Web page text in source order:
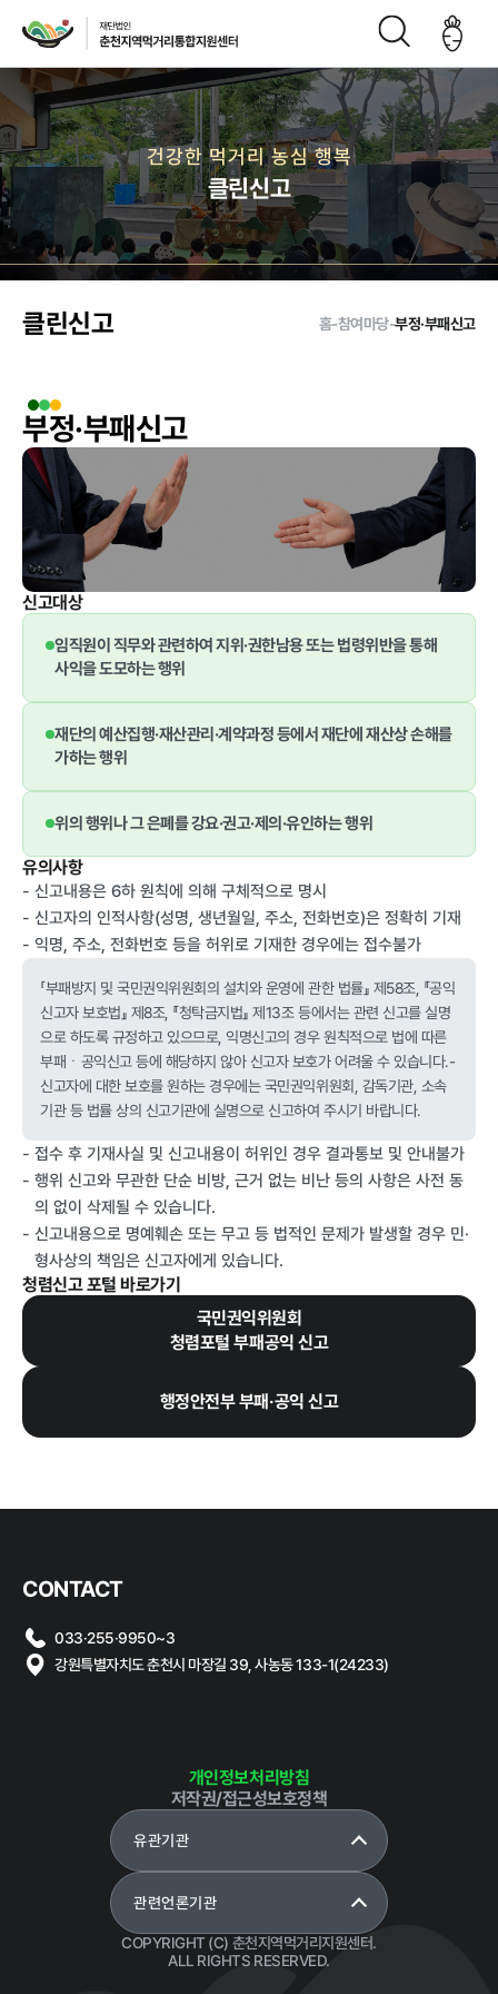
재단소개
CI
재단연
혁
재단비
전
조직구
성도
오시는
길
먹거리 거버
넌스
급식사업
급식사업
춘천관내 학
직매장 사업 생산관리
춘천관내 농
가현황
농가소식
안전성검사
결과
자료실
정보공개
경영공시
경영목표 및
운영계획
재무현황
임직원 친인
인건비 예산
계약 달성정
경영평가 결
과
감사결과 조
치요구사항
정보공개
행정정보공개
계약현황 및
대가지급
업무추진비
및 기타
안전보건관리
윤리경영 인권경영
홍보마당
건강한 먹거리 농심 행복
클린신고
클린신고 홈-참여마당-부정·부패신고
부정·부패신고
신고대상
임직원이 직무와 관련하여 지위·권한남용 또는 법령위반을 통해
사익을 도모하는 행위
재단의 예산집행·재산관리·계약과정 등에서 재단에 재산상 손해를
가하는 행위
위의 행위나 그 은폐를 강요·권고·제의·유인하는 행위
유의사항
- 신고내용은 6하 원칙에 의해 구체적으로 명시
- 신고자의 인적사항(성명, 생년월일, 주소, 전화번호)은 정확히 기재
- 익명, 주소, 전화번호 등을 허위로 기재한 경우에는 접수불가
「부패방지 및 국민권익위원회의 설치와 운영에 관한 법률』 제58조, 『공익
신고자 보호법』 제8조, 『청탁금지법』 제13조 등에서는 관련 신고를 실명
으로 하도록 규정하고 있으므로, 익명신고의 경우 원칙적으로 법에 따른
부패ㆍ공익신고 등에 해당하지 않아 신고자 보호가 어려울 수 있습니다.-
신고자에 대한 보호를 원하는 경우에는 국민권익위원회, 감독기관, 소속
기관 등 법률 상의 신고기관에 실명으로 신고하여 주시기 바랍니다.
- 접수 후 기재사실 및 신고내용이 허위인 경우 결과통보 및 안내불가
- 행위 신고와 무관한 단순 비방, 근거 없는 비난 등의 사항은 사전 동
의 없이 삭제될 수 있습니다.
- 신고내용으로 명예훼손 또는 무고 등 법적인 문제가 발생할 경우 민·
형사상의 책임은 신고자에게 있습니다.
청렴신고 포털바로가기
국민권익위원회
청렴포털 부패공익 신고
행정안전부 부패·공익 신고
CONTACT
033·255·9950~3
강원특별자치도 춘천시 마장길 39, 사농동 133-1(24233)
개인정보처리방침
저작권/접근성보호정책
유관기관
관련언론기관
COPYRIGHT (C) 춘천지역먹거리지원센터.
ALL RIGHTS RESERVED.